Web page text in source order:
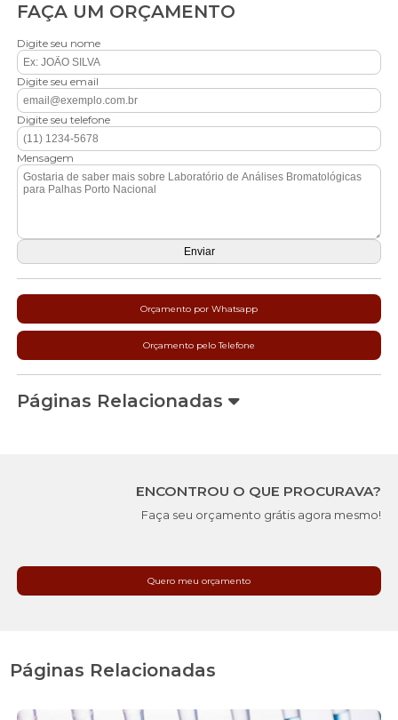
FAÇA UM ORÇAMENTO
Digite seu nome
Digite seu email
Digite seu telefone
Mensagem
Orçamento por Whatsapp
Orçamento pelo Telefone
Páginas Relacionadas
ENCONTROU O QUE PROCURAVA?
Faça seu orçamento grátis agora mesmo!
Quero meu orçamento
Páginas Relacionadas